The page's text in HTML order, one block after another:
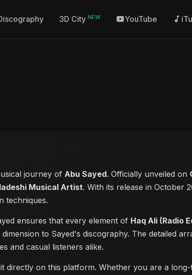
3D City NEW YouTube
journey of Abu Sayed. Officially unveiled on
Musical Artist. With its release in October
techniques.
ensures that every element of Haq Ali (Radio
to Sayed's discography. The detailed
and casual listeners alike.
directly on this platform. Whether you are a